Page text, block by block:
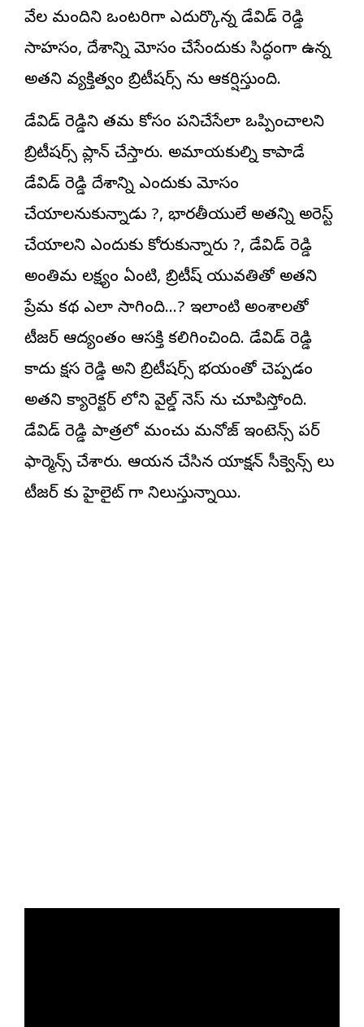
వేల మందిని ఒంటరిగా ఎదుర్కొన్న డేవిడ్ రెడ్డి
సాహసం, దేశాన్ని మోసం చేసేందుకు సిద్ధంగా ఉన్న
అతని వ్యక్తిత్వం బ్రిటీషర్స్ ను ఆకర్షిస్తుంది.
డేవిడ్ రెడ్డిని తమ కోసం పనిచేసేలా ఒప్పించాలని
బ్రిటీషర్స్ ప్లాన్ చేస్తారు. అమాయకుల్ని కాపాడే
డేవిడ్ రెడ్డి దేశాన్ని ఎందుకు మోసం
చేయాలనుకున్నాడు ?, భారతీయులే అతన్ని అరెస్ట్
చేయాలని ఎందుకు కోరుకున్నారు ?, డేవిడ్ రెడ్డి
అంతిమ లక్ష్యం ఏంటి, బ్రిటీష్ యువతితో అతని
ప్రేమ కథ ఎలా సాగింది…? ఇలాంటి అంశాలతో
టీజర్ ఆద్యంతం ఆసక్తి కలిగించింది. డేవిడ్ రెడ్డి
కాదు రాక్షస రెడ్డి అని బ్రిటీషర్స్ భయంతో చెప్పడం
అతని క్యారెక్టర్ లోని వైల్డ్ నెస్ ను చూపిస్తోంది.
డేవిడ్ రెడ్డి పాత్రలో మంచు మనోజ్ ఇంటెన్స్ పర్
ఫార్మెన్స్ చేశారు. ఆయన చేసిన యాక్షన్ సీక్వెన్స్ లు
టీజర్ కు హైలైట్ గా నిలుస్తున్నాయి.